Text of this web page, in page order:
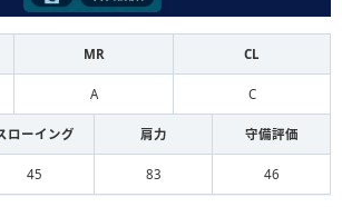
MR CL
A C
ローイング 肩力 守備評価
45 83 46